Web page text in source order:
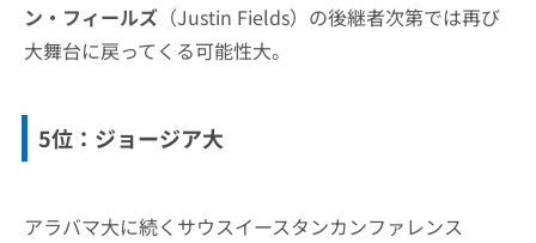
ン・フィールズ （Justin Fields）の後継者次第では再び
大舞台に戻ってくる可能性大。
5位：ジョージア大
アラバマ大に続くサウスイースタンカンファレンス